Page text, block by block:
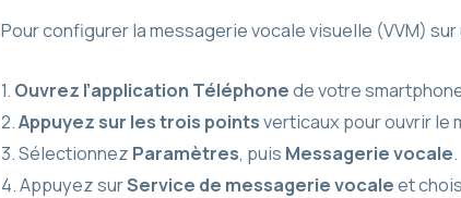
Pour configurer la messagerie vocale visuelle (VVM)
1. Ouvrez l’application Téléphonede votre
2.Appuyez sur les trois pointsverticaux pour ouvrir le
3. Sélectionnez Paramètres, puis Messagerie vocale.
4. Appuyez surService de messagerie vocaleet